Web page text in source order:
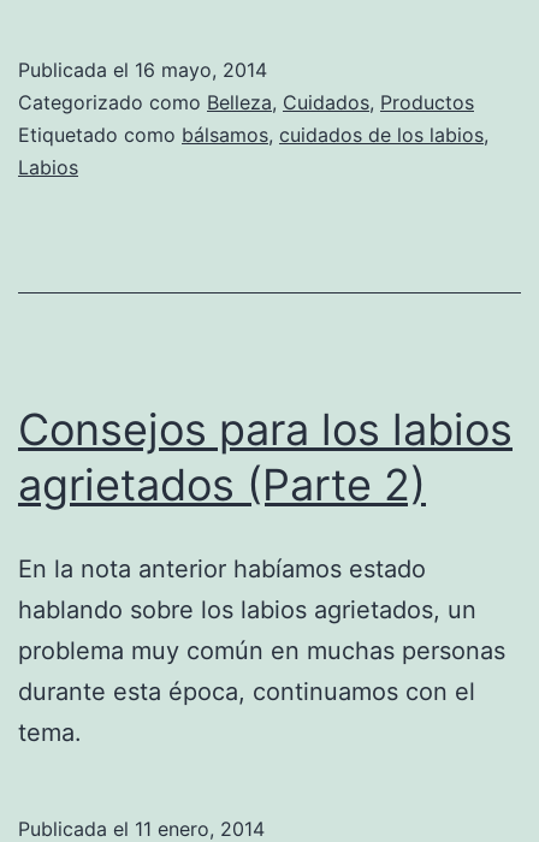
Publicada el 16 mayo, 2014
Categorizado como Belleza, Cuidados, Productos
Etiquetado como bálsamos, cuidados de los labios,
Labios
Consejos para los labios
agrietados (Parte 2)
En la nota anterior habíamos estado
hablando sobre los labios agrietados, un
problema muy común en muchas personas
durante esta época, continuamos con el
tema.
Publicada el 11 enero, 2014